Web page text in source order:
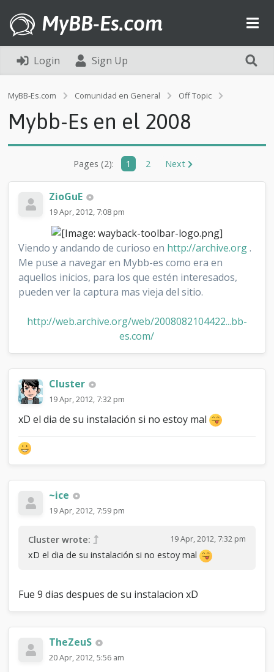
MyBB-Es.com
Login Sign Up
MyBB-Es.com Comunidad en General Off Topic
-
0
Mybb-Es en el 2008
Pages (2): 1 2 Next
ZioGuE
19 Apr, 2012, 7:08 pm
Viendo y andando de curioso en http://archive.org.
Me puse a navegar en Mybb-es como era en
aquellos inicios, para los que estén interesados,
pueden ver la captura mas vieja del sitio.
http://web.archive.org/web/2008082104422...bb-
es.com/
Cluster
19 Apr, 2012, 7:32 pm
xD el dia de su instalación si no estoy mal
~ice
19 Apr, 2012, 7:59 pm
19 Apr, 2012, 7:32 pm
Cluster wrote:
xD el dia de su instalación si no estoy mal
Fue 9 dias despues de su instalacion xD
TheZeuS
20 Apr, 2012, 5:56 am